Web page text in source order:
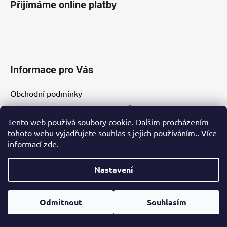
Tento web používá soubory cookie. Dalším procházením
tohoto webu vyjadřujete souhlas s jejich používáním.. Více
informací zde.
Nastavení
Odmítnout Souhlasím
Přijímáme online platby
Informace pro Vás
Obchodní podmínky
Podmínky ochrany osobních údajů
Kontakty
Nové energetické štítky
Instagram